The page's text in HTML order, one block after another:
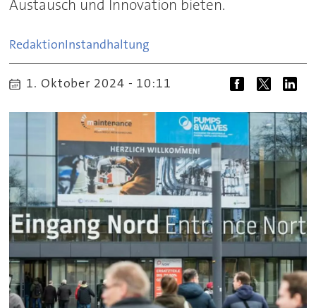
Austausch und Innovation bieten.
RedaktionInstandhaltung
1. Oktober 2024 - 10:11